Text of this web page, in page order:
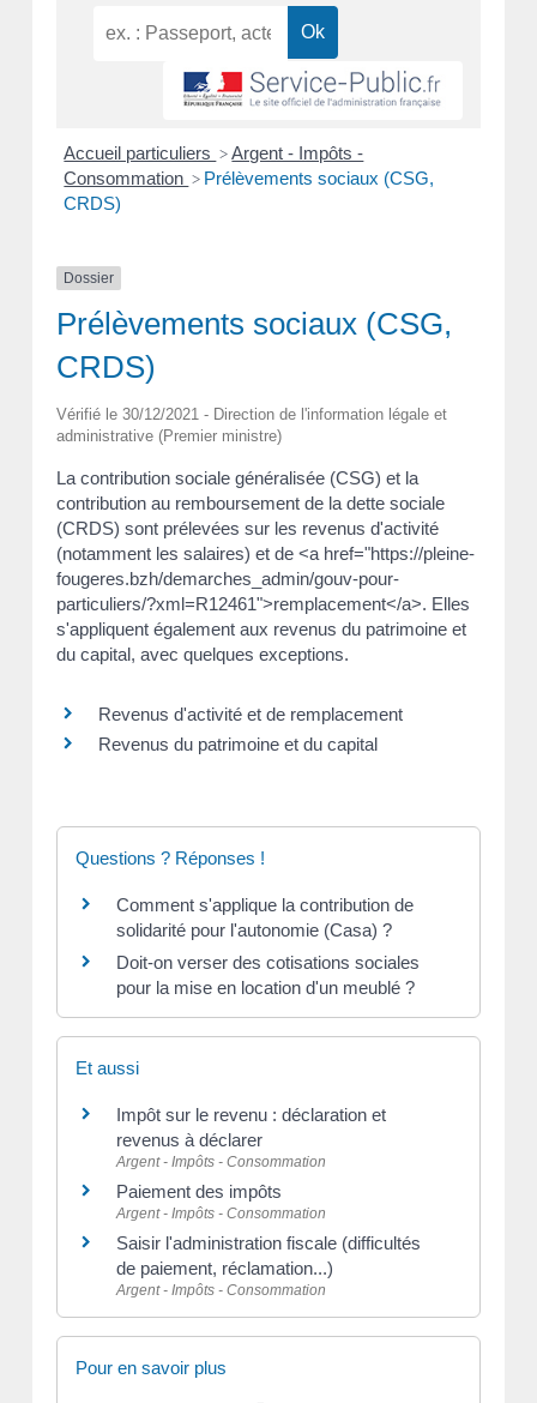
Accueil particuliers > Argent - Impôts -
Consommation > Prélèvements sociaux (CSG,
CRDS)
Dossier
Prélèvements sociaux (CSG,
CRDS)
Vérifié le 30/12/2021 - Direction de l'information légale et
administrative (Premier ministre)
La contribution sociale généralisée (CSG) et la
contribution au remboursement de la dette sociale
(CRDS) sont prélevées sur les revenus d'activité
(notamment les salaires) et de <a href="https://pleine-
fougeres.bzh/demarches_admin/gouv-pour-
particuliers/?xml=R12461">remplacement</a>. Elles
s'appliquent également aux revenus du patrimoine et
du capital, avec quelques exceptions.
Revenus d'activité et de remplacement
Revenus du patrimoine et du capital
Questions ? Réponses !
Comment s'applique la contribution de
solidarité pour l'autonomie (Casa) ?
Doit-on verser des cotisations sociales
pour la mise en location d'un meublé ?
Et aussi
Impôt sur le revenu : déclaration et
revenus à déclarer
Argent - Impôts - Consommation
Paiement des impôts
Argent - Impôts - Consommation
Saisir l'administration fiscale (difficultés
de paiement, réclamation...)
Argent - Impôts - Consommation
Pour en savoir plus